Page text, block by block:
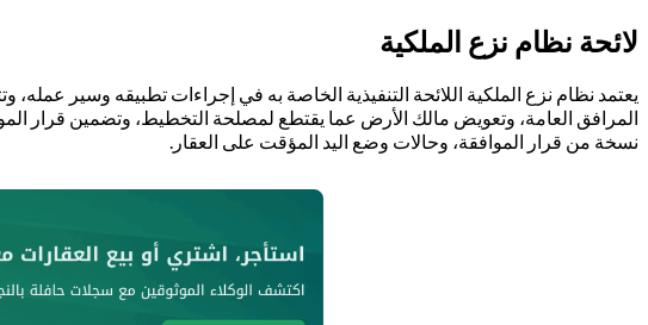
لائحة نظام نزع الملكية
يعتمد نظام نزع الملكية اللائحة التنفيذية الخاصة به في إجراءات تطبيقه وسير عمله،
المرافق العامة، وتعويض مالك الأرض عما يقتطع لمصلحة التخطيط، وتضمين قرار
نسخة من قرار الموافقة، وحالات وضع اليد المؤقت على العقار.